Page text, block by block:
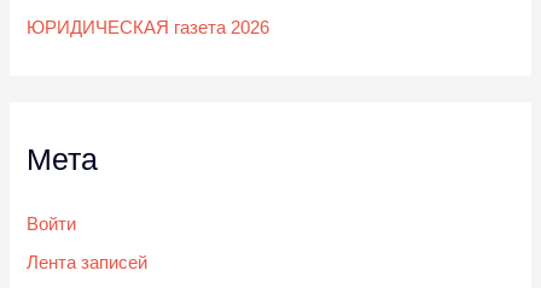
ЮРИДИЧЕСКАЯ газета 2026
Мета
Войти
Лента записей